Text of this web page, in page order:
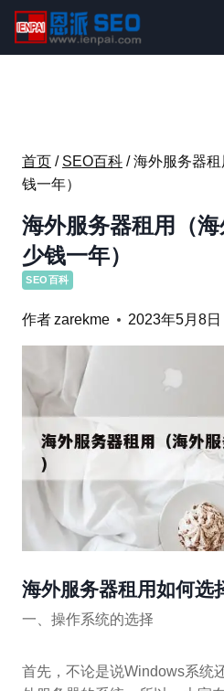
内
首页 / SEO百科 / 海外服务器
钱一年）
海外服务器租用（
少钱一年）
SEO百科
作者zarekme 2023年5月8日
海外服务器租用如何选
一、操作系统的选择
首先，不论是说Windows系统